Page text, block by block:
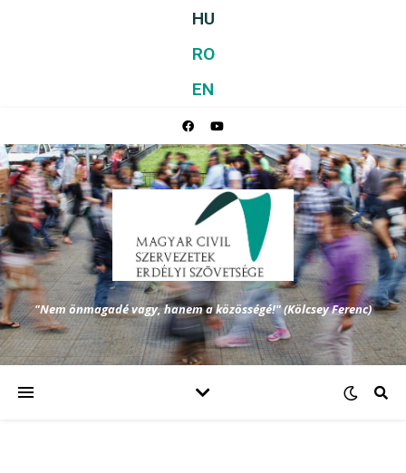
HU
RO
EN
"Nem önmagadé vagy, hanem a közösségé!" (Kölcsey Ferenc)